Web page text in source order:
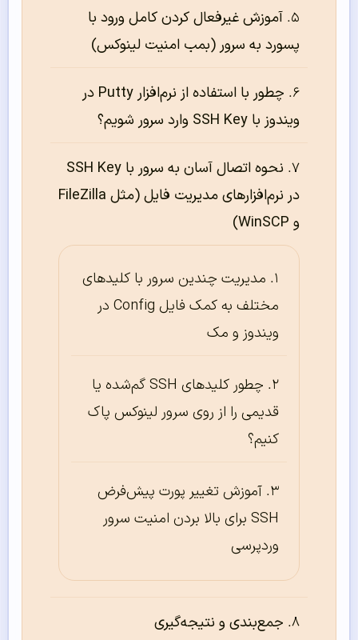
آموزش غیرفعال کردن کامل ورود با
پسورد به سرور (بمب امنیت لینوکس)
چطور با استفاده از نرم‌افزار Putty در
ویندوز با SSH Key وارد سرور شویم؟
نحوه اتصال آسان به سرور با SSH Key
در نرم‌افزارهای مدیریت فایل (مثل FileZilla
و WinSCP)
مدیریت چندین سرور با کلیدهای
مختلف به کمک فایل Config در
ویندوز و مک
چطور کلیدهای SSH گم‌شده یا
قدیمی را از روی سرور لینوکس پاک
کنیم؟
آموزش تغییر پورت پیش‌فرض
SSH برای بالا بردن امنیت سرور
وردپرسی
جمع‌بندی و نتیجه‌گیری